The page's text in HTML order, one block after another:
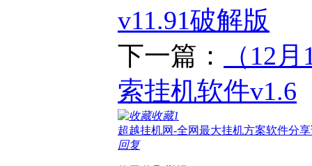
v11.91破解版
下一篇：
（12
索挂机软件v1.6
收藏1
超越挂机网-全网最大挂机方案软件分
回复